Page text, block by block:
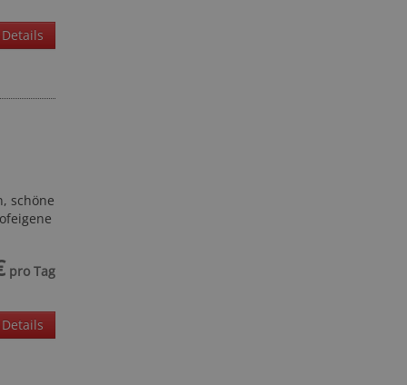
Details
schöne
pro Tag
Details